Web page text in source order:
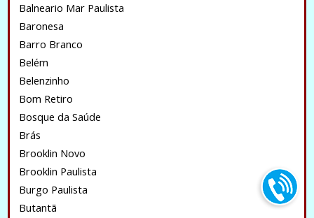
Balneario Mar Paulista
Baronesa
Barro Branco
Belém
Belenzinho
Bom Retiro
Bosque da Saúde
Brás
Brooklin Novo
Brooklin Paulista
Burgo Paulista
Butantã